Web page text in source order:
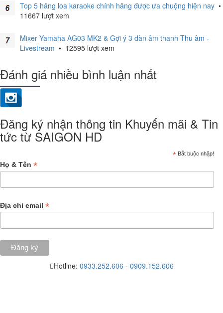
Top 5 hãng loa karaoke chính hãng được ưa chuộng hiện nay •
11667 lượt xem
Mixer Yamaha AG03 MK2 & Gợi ý 3 dàn âm thanh Thu âm -
Livestream • 12595 lượt xem
Đánh giá nhiều bình luận nhất
Đăng ký nhận thông tin Khuyến mãi & Tin
tức từ SAIGON HD
* Bắt buộc nhập!
Họ & Tên *
Địa chỉ email *
Hotline: 0933.252.606 - 0909.152.606